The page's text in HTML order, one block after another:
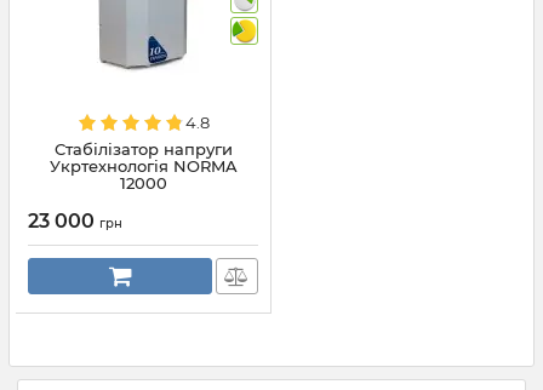
4.8
Стабілізатор напруги
Укртехнологія NORMA
12000
23 000 грн